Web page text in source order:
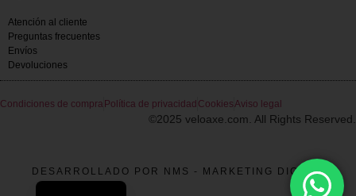
Atención al cliente
Preguntas frecuentes
Envíos
Devoluciones
Condiciones de compra Política de privacidad CookiesAviso legal
©2025 veloaxe.com. All Rights Reserved.
DESARROLLADO POR NMS - MARKETING DIGITAL
French